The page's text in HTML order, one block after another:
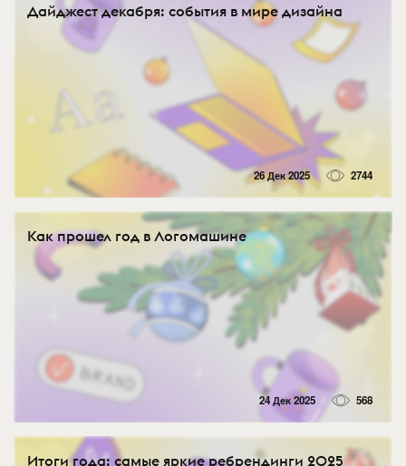
Дайджест декабря: события в мире дизайна
26 Дек 2025 2744
Как прошел год в Логомашине
24 Дек 2025 568
Итоги года: самые яркие ребрендинги 2025